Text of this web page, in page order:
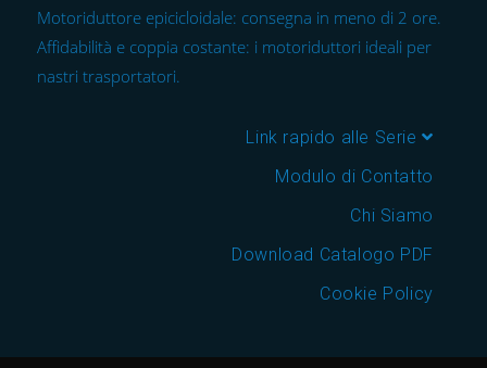
Motoriduttore epicicloidale: consegna in meno di 2 ore.
Affidabilità e coppia costante: i motoriduttori ideali per
nastri trasportatori.
Link rapido alle Serie
Modulo di Contatto
Chi Siamo
Download Catalogo PDF
Cookie Policy